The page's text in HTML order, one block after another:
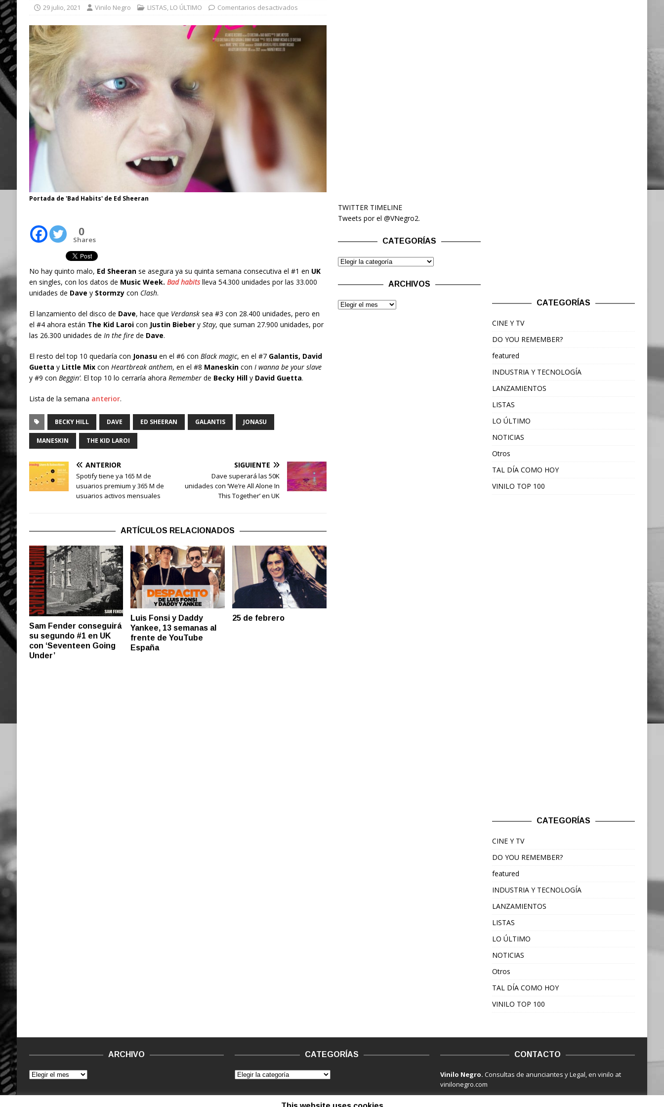
29 julio, 2021 Vinilo Negro LISTAS, LO ÚLTIMO Comentarios desactivados
Portada de 'Bad Habits' de Ed Sheeran
0
Shares
No hay quinto malo, Ed Sheeranse asegura ya su quinta semana consecutiva el #1 en UK
en singles, con los datos de Music Week. Bad habitslleva 54.300 unidades por las 33.000
unidades de Dave y Stormzy con Clash.
El lanzamiento del disco de Dave, hace que Verdansksea #3 con 28.400 unidades, pero en
el #4 ahora están The Kid Laroicon Justin Biebery Stay, que suman 27.900 unidades, por
las 26.300 unidades de In the firede Dave.
El resto del top 10 quedaría con Jonasu en el #6 con Black magic, en el #7 Galantis, David
Guetta y Little Mixcon Heartbreak anthem, en el #8 Maneskincon I wanna be your slave
y #9 con Beggin’. El top 10 lo cerraría ahora Remember de Becky Hill y David Guetta.
Lista de la semana anterior.
BECKY HILL DAVE ED SHEERAN GALANTIS JONASU
MANESKIN THE KID LAROI
ANTERIOR
Spotify tiene ya 165 M de
usuarios premium y 365 M de
usuarios activos mensuales
SIGUIENTE
Dave superará las 50K
unidades con ‘We’re All Alone In
This Together’ en UK
ARTÍCULOS RELACIONADOS
Sam Fender conseguirá
su segundo #1 en UK
con ‘Seventeen Going
Under’
Luis Fonsi y Daddy
Yankee, 13 semanas al
frente de YouTube
España
25 de febrero
TWITTER TIMELINE
Tweets por el @VNegro2.
CATEGORÍAS
ARCHIVOS
CATEGORÍAS
CINE Y TV
DO YOU REMEMBER?
featured
INDUSTRIA Y TECNOLOGÍA
LANZAMIENTOS
LISTAS
LO ÚLTIMO
NOTICIAS
Otros
TAL DÍA COMO HOY
VINILO TOP 100
CATEGORÍAS
CINE Y TV
DO YOU REMEMBER?
featured
INDUSTRIA Y TECNOLOGÍA
LANZAMIENTOS
LISTAS
LO ÚLTIMO
NOTICIAS
Otros
TAL DÍA COMO HOY
VINILO TOP 100
ARCHIVO CATEGORÍAS CONTACTO
Vinilo Negro.Consultas de anunciantes y Legal, en vinilo at
vinilonegro.com